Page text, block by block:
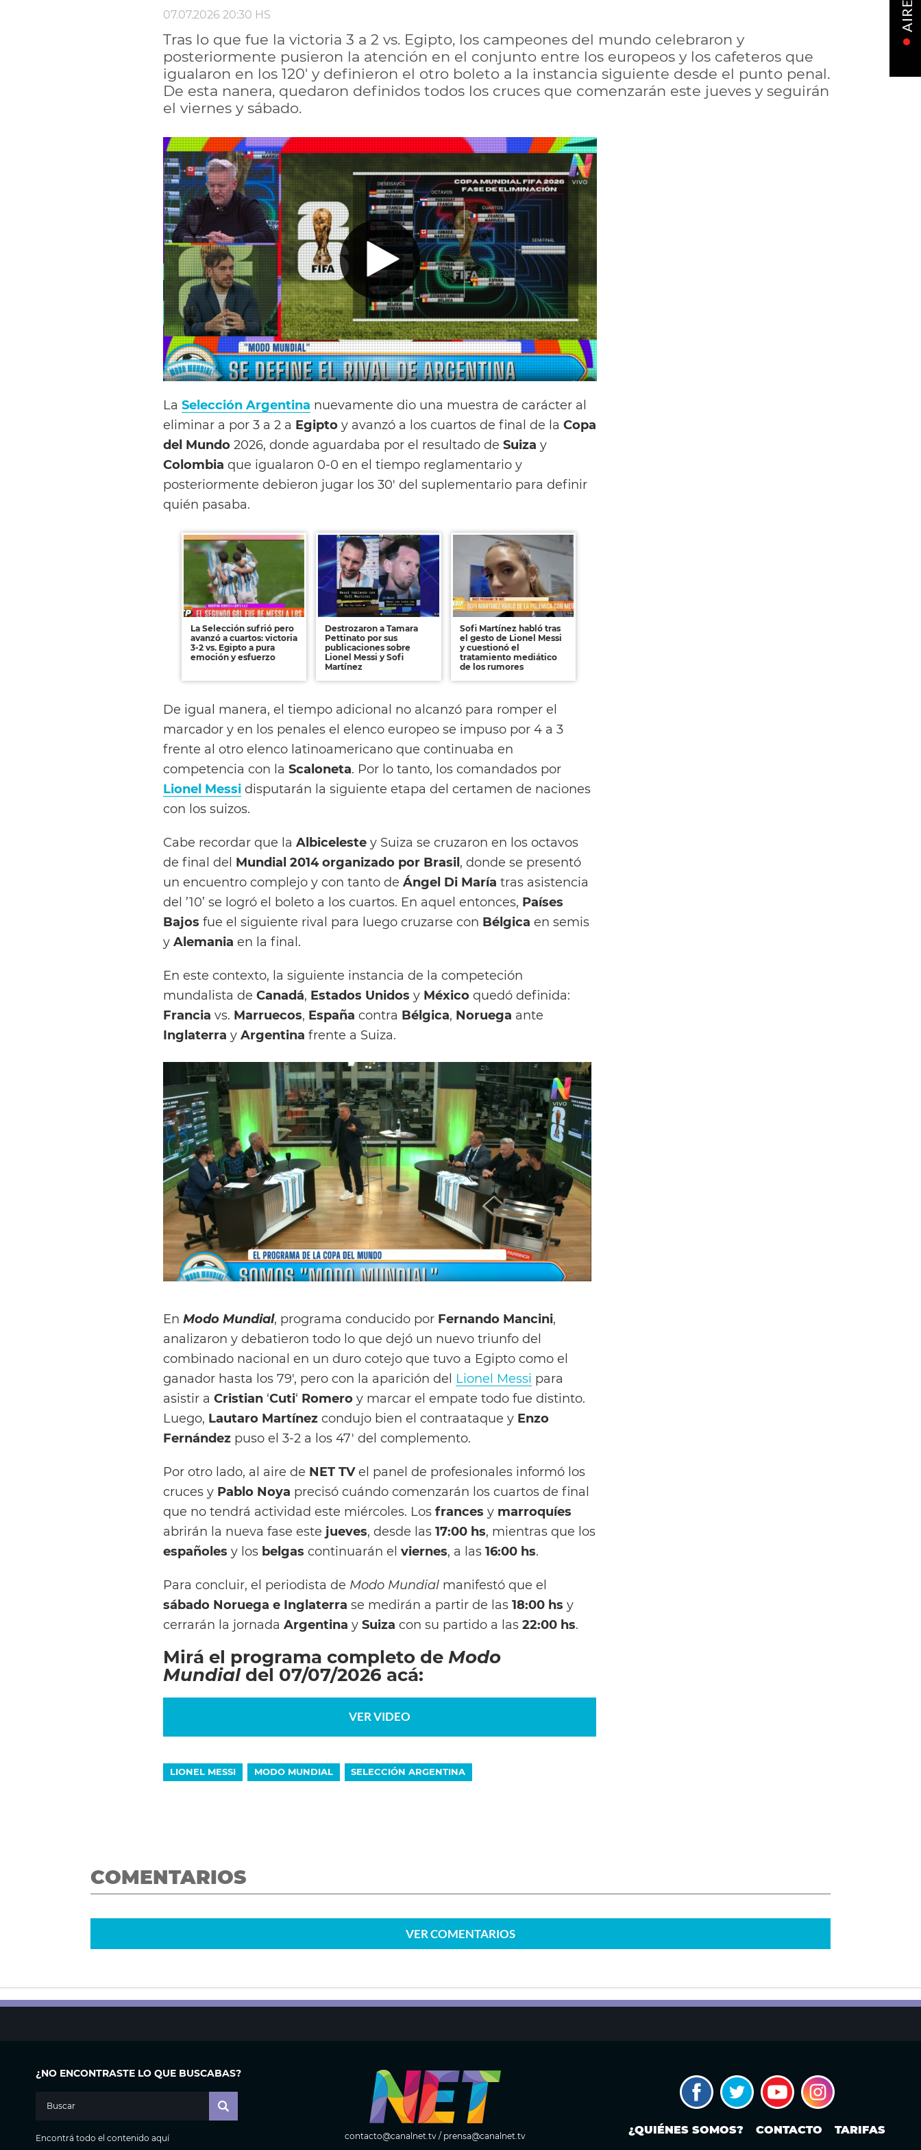
07.07.2026 20:30 HS
Tras lo que fue la victoria 3 a 2 vs. Egipto, los campeones del mundo celebraron y
posteriormente pusieron la atención en el conjunto entre los europeos y los cafeteros que
igualaron en los 120' y definieron el otro boleto a la instancia siguiente desde el punto penal.
De esta nanera, quedaron definidos todos los cruces que comenzarán este jueves y seguirán
el viernes y sábado.
La Selección Argentina nuevamente dio una muestra de carácter al
eliminar a por 3 a 2 a Egipto y avanzó a los cuartos de final de la Copa
del Mundo 2026, donde aguardaba por el resultado de Suiza y
Colombia que igualaron 0-0 en el tiempo reglamentario y
posteriormente debieron jugar los 30′ del suplementario para definir
quién pasaba.
La Selección sufrió pero
avanzó a cuartos: victoria
3-2 vs. Egipto a pura
emoción y esfuerzo
Destrozaron a Tamara
Pettinato por sus
publicaciones sobre
Lionel Messi y Sofi
Martínez
Sofi Martínez habló tras
el gesto de Lionel Messi
y cuestionó el
tratamiento mediático
de los rumores
De igual manera, el tiempo adicional no alcanzó para romper el
marcador y en los penales el elenco europeo se impuso por 4 a 3
frente al otro elenco latinoamericano que continuaba en
competencia con la Scaloneta. Por lo tanto, los comandados por
Lionel Messi disputarán la siguiente etapa del certamen de naciones
con los suizos.
Cabe recordar que la Albiceleste y Suiza se cruzaron en los octavos
de final del Mundial 2014 organizado por Brasil, donde se presentó
un encuentro complejo y con tanto de Ángel Di María tras asistencia
del ’10’ se logró el boleto a los cuartos. En aquel entonces, Países
Bajos fue el siguiente rival para luego cruzarse con Bélgica en semis
y Alemania en la final.
En este contexto, la siguiente instancia de la competeción
mundalista de Canadá, Estados Unidos y México quedó definida:
Francia vs. Marruecos, España contra Bélgica, Noruega ante
Inglaterra y Argentina frente a Suiza.
En Modo Mundial, programa conducido por Fernando Mancini,
analizaron y debatieron todo lo que dejó un nuevo triunfo del
combinado nacional en un duro cotejo que tuvo a Egipto como el
ganador hasta los 79′, pero con la aparición del Lionel Messi para
asistir a Cristian ‘Cuti‘ Romero y marcar el empate todo fue distinto.
Luego, Lautaro Martínez condujo bien el contraataque y Enzo
Fernández puso el 3-2 a los 47′ del complemento.
Por otro lado, al aire de NET TVel panel de profesionales informó los
cruces y Pablo Noya precisó cuándo comenzarán los cuartos de final
que no tendrá actividad este miércoles. Los frances y marroquíes
abrirán la nueva fase este jueves, desde las 17:00 hs, mientras que los
españoles y los belgas continuarán el viernes, a las 16:00 hs.
Para concluir, el periodista de Modo Mundial manifestó que el
sábado Noruega e Inglaterra se medirán a partir de las 18:00 hs y
cerrarán la jornada Argentina y Suiza con su partido a las 22:00 hs.
Mirá el programa completo de Modo
Mundial del 07/07/2026 acá:
VER VIDEO
LIONEL MESSI MODO MUNDIAL SELECCIÓN ARGENTINA
COMENTARIOS
VERCOMENTARIOS
¿NO ENCONTRASTE LO QUE BUSCABAS?
Encontrá todo el contenido aquí contacto@canalnet.tv/ prensa@canalnet.tv ¿QUIÉNES SOMOS? CONTACTO TARIFAS
AIRE